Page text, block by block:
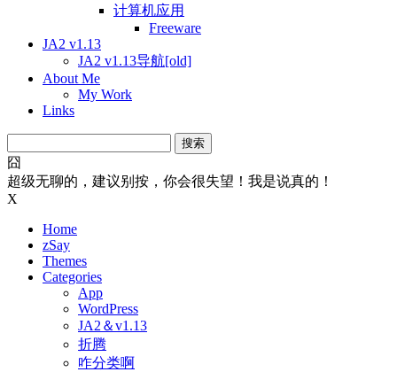
计算机应用
Freeware
JA2 v1.13
JA2 v1.13导航[old]
About Me
My Work
Links
索：
囧
超级无聊的，建议别按，你会很失望！我是说真的！
X
Home
zSay
Themes
Categories
App
WordPress
JA2＆v1.13
折腾
咋分类啊